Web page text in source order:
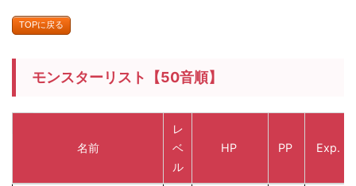
TOPに戻る
モンスターリスト【50音順】
名前
レ
ベ
ル
HP PP Exp.